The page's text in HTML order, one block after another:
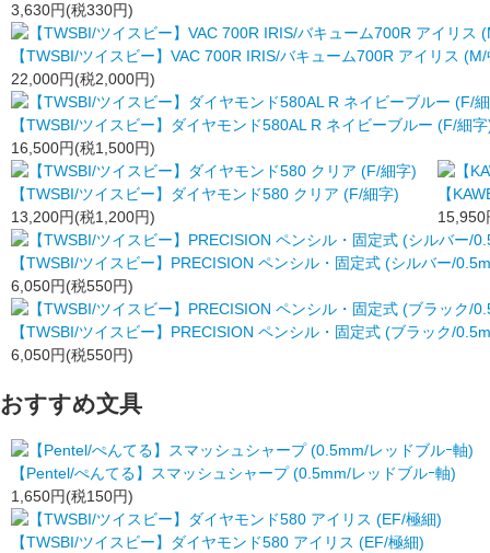
3,630円(税330円)
【TWSBI/ツイスビー】VAC 700R IRIS/バキューム700R アイリス
22,000円(税2,000円)
【TWSBI/ツイスビー】ダイヤモンド580AL R ネイビーブルー (F/細
16,500円(税1,500円)
【TWSBI/ツイスビー】ダイヤモンド580 クリア (F/細字)
13,200円(税1,200円)
【
15,950
【TWSBI/ツイスビー】PRECISION ペンシル・固定式 (シルバー/
6,050円(税550円)
【TWSBI/ツイスビー】PRECISION ペンシル・固定式 (ブラック/
6,050円(税550円)
おすすめ文具
【Pentel/ぺんてる】スマッシュシャープ (0.5mm/レッドブルｰ軸)
1,650円(税150円)
【TWSBI/ツイスビー】ダイヤモンド580 アイリス (EF/極細)